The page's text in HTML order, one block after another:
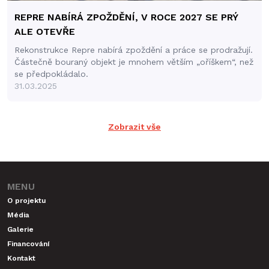
REPRE NABÍRÁ ZPOŽDĚNÍ, V ROCE 2027 SE PRÝ
ALE OTEVŘE
Rekonstrukce Repre nabírá zpoždění a práce se prodražují.
Částečně bouraný objekt je mnohem větším „oříškem“, než
se předpokládalo.
31.03.2025
Zobrazit vše
MENU
O projektu
Média
Galerie
Financování
Kontakt